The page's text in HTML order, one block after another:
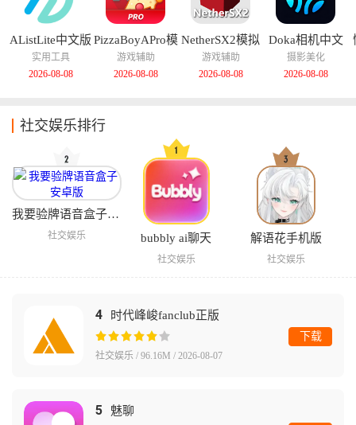
AListLite中文版
实用工具
2026-08-08
PizzaBoyAPro模
拟器中文版
游戏辅助
2026-08-08
NetherSX2模拟
器汉化版
游戏辅助
2026-08-08
Doka相机中文
版
摄影美化
2026-08-08
社交娱乐排行
我要验牌语音盒子安卓版
社交娱乐 bubbly ai聊天
社交娱乐
解语花手机版
社交娱乐
4 时代峰峻fanclub正版
社交娱乐 / 96.16M / 2026-08-07
下载
5 魅聊